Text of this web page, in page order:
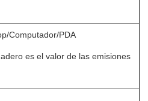
Computador/PDA
es el valor de las emisiones